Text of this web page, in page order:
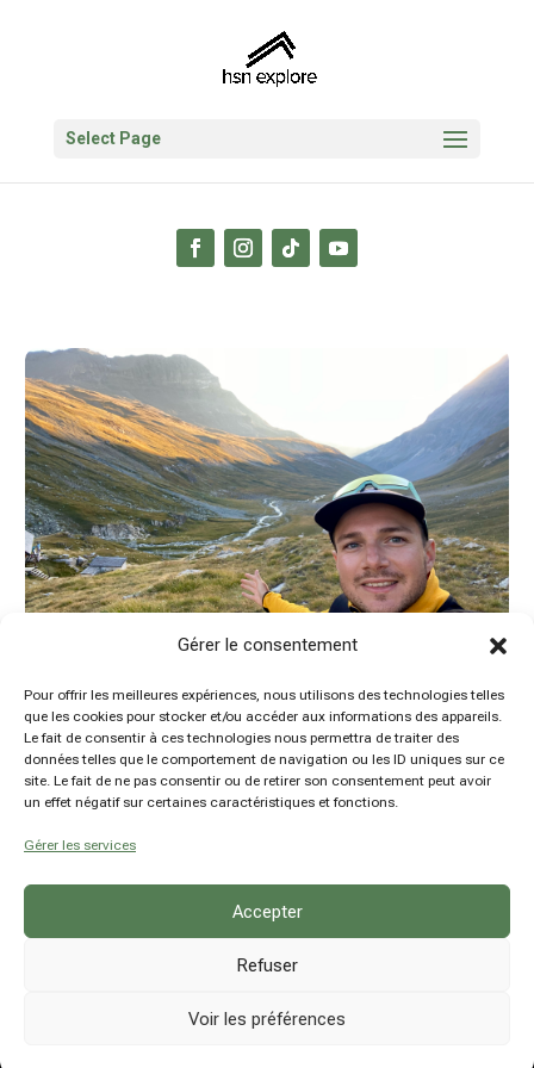
Gérer le consentement
Pour offrir les meilleures expériences, nous utilisons des technologies telles
que les cookies pour stocker et/ou accéder aux informations des appareils.
Le fait de consentir à ces technologies nous permettra de traiter des
données telles que le comportement de navigation ou les ID uniques sur ce
site. Le fait de ne pas consentir ou de retirer son consentement peut avoir
un effet négatif sur certaines caractéristiques et fonctions.
Gérer les services
Accepter
Refuser
Voir les préférences
Select Page
La Grande Traversée des Alpes par le GR5 et le GR55,
seul, en autonomie et en 23 jours
byDamien Hansen|22 Fév 2024|Articles à la une